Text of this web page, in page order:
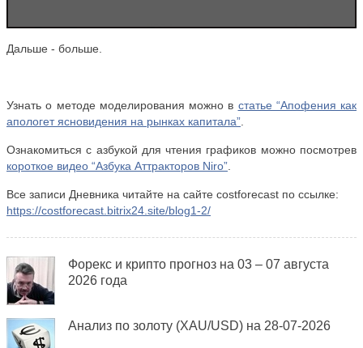
Дальше - больше.
Узнать о методе моделирования можно в статье “Апофения как
апологет ясновидения на рынках капитала”.
Ознакомиться с азбукой для чтения графиков можно посмотрев
короткое видео “Азбука Аттракторов Niro”.
Все записи Дневника читайте на сайте costforecast по ссылке:
https://costforecast.bitrix24.site/blog1-2/
Форекс и крипто прогноз на 03 – 07 августа
2026 года
Анализ по золоту (XAU/USD) на 28-07-2026